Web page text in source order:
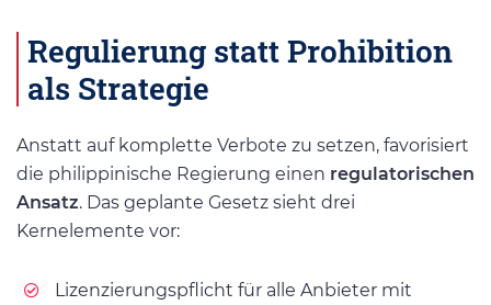
Regulierung statt Prohibition
als Strategie
Anstatt auf komplette Verbote zu setzen, favorisiert
die philippinische Regierung einen regulatorischen
Ansatz. Das geplante Gesetz sieht drei
Kernelemente vor:
Lizenzierungspflicht für alle Anbieter mit